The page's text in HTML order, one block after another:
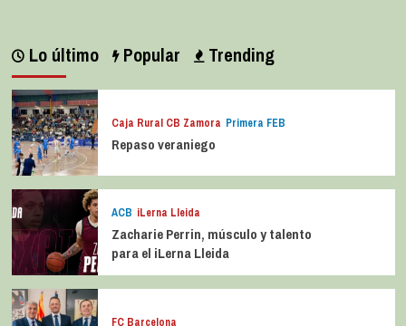
Lo último Popular Trending
Caja Rural CB Zamora Primera FEB
Repaso veraniego
ACB iLerna Lleida
Zacharie Perrin, músculo y talento
para el iLerna Lleida
FC Barcelona